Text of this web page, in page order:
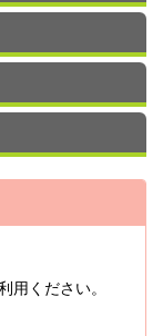
ください。